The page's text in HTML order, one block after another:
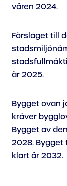
våren 2024.
Förslaget till
år 2025.
Bygget ovan
kräver
Bygget av
2028. Bygget
klart år 2032.